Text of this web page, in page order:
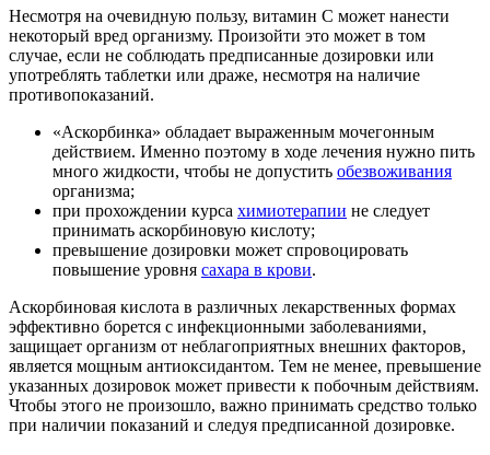
Несмотря на очевидную пользу, витамин С может нанести
некоторый вред организму. Произойти это может в том
случае, если не соблюдать предписанные дозировки или
употреблять таблетки или драже, несмотря на наличие
противопоказаний.
«Аскорбинка» обладает выраженным мочегонным
действием. Именно поэтому в ходе лечения нужно пить
много жидкости, чтобы не допустить обезвоживания
организма;
при прохождении курса химиотерапии не следует
принимать аскорбиновую кислоту;
превышение дозировки может спровоцировать
повышение уровня сахара в крови.
Аскорбиновая кислота в различных лекарственных формах
эффективно борется с инфекционными заболеваниями,
защищает организм от неблагоприятных внешних факторов,
является мощным антиоксидантом. Тем не менее, превышение
указанных дозировок может привести к побочным действиям.
Чтобы этого не произошло, важно принимать средство только
при наличии показаний и следуя предписанной дозировке.